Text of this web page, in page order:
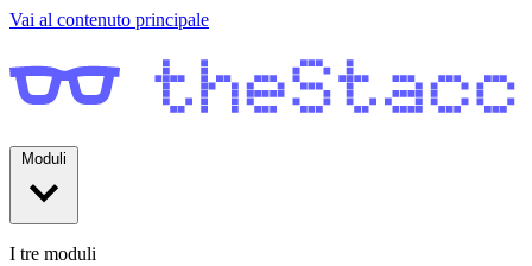
Vai al contenuto principale
I tre moduli